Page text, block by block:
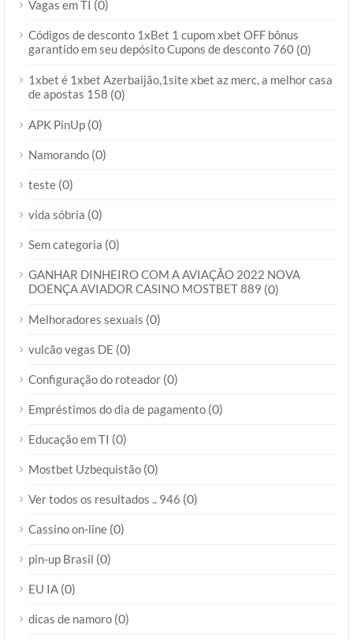
Vagas em TI (0)
Códigos de desconto 1xBet 1 cupom xbet OFF bônus
garantido em seu depósito Cupons de desconto 760 (0)
1xbet é 1xbet Azerbaijão,1site xbet az merc, a melhor casa
de apostas 158 (0)
APK PinUp (0)
Namorando (0)
teste (0)
vida sóbria (0)
Sem categoria (0)
GANHAR DINHEIRO COM A AVIAÇÃO 2022 NOVA
DOENÇA AVIADOR CASINO MOSTBET 889 (0)
Melhoradores sexuais (0)
vulcão vegas DE (0)
Configuração do roteador (0)
Empréstimos do dia de pagamento (0)
Educação em TI (0)
Mostbet Uzbequistão (0)
Ver todos os resultados .. 946 (0)
Cassino on-line (0)
pin-up Brasil (0)
EU IA (0)
dicas de namoro (0)